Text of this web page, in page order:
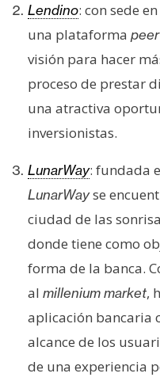
o
t
a
d
e
P
e
n
s
T
m
a
s
Lendino: con sede
una plataforma
visión para hacer
proceso de prestar
una atractiva
inversionistas.
LunarWay: fundada
LunarWayse
ciudad de las
donde tiene como
forma de la banca.
al millenium market,
aplicación bancaria
alcance de los
de una experiencia